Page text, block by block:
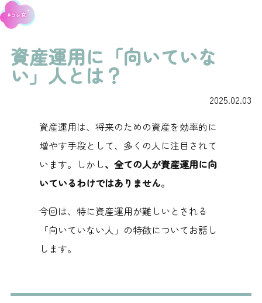
資産運用に「向いていな
い」人とは？
2025.02.03
資産運用は、将来のための資産を効率的に
増やす手段として、多くの人に注目されて
います。しかし、全ての人が資産運用に向
いているわけではありません。
今回は、特に資産運用が難しいとされる
「向いていない人」の特徴についてお話し
します。